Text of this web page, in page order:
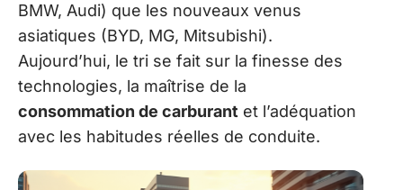
BMW, Audi) que les nouveaux venus
asiatiques (BYD, MG, Mitsubishi).
Aujourd’hui, le tri se fait sur la finesse des
technologies, la maîtrise de la
consommation de carburant et l’adéquation
avec les habitudes réelles de conduite.